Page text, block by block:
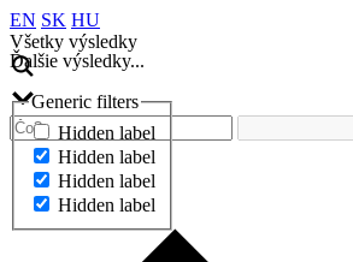
EN SK HU
Všetky výsledky
Ďalšie výsledky...
Generic filters
Hidden label
Hidden label
Hidden label
Hidden label